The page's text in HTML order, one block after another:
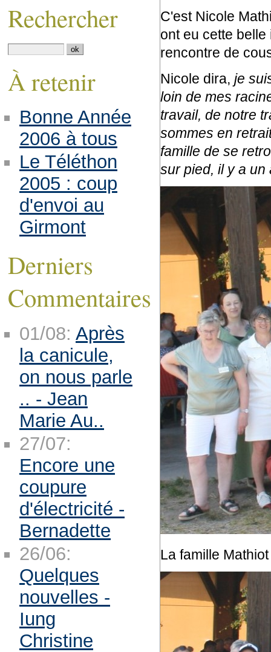
C'est Nicole
ont eu cette
rencontre de
Nicole dira, je
loin de mes
travail, de notre
sommes en
famille de se
sur pied, il y a un
La famille Mathiot
Rechercher
À retenir
Bonne Année
2006 à tous
Le Téléthon
2005 : coup
d'envoi au
Girmont
Derniers
Commentaires
01/08: Après
la canicule,
on nous parle
.. - Jean
Marie Au..
27/07:
Encore une
coupure
d'électricité -
Bernadette
26/06:
Quelques
nouvelles -
Iung
Christine